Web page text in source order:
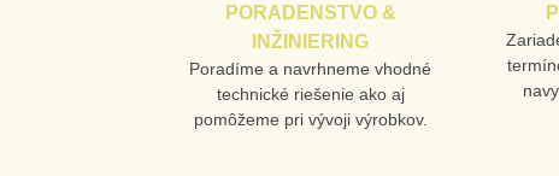
PORADENSTVO &
INŽINIERING
Poradíme a navrhneme vhodné
technické riešenie ako aj
pomôžeme pri vývoji výrobkov.